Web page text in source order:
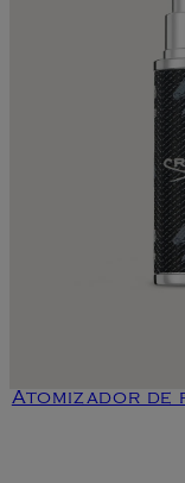
Atomizador de